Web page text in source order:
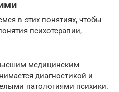
в этих понятиях, чтобы
психотерапии,
медицинским
диагностикой и
патологиями психики.